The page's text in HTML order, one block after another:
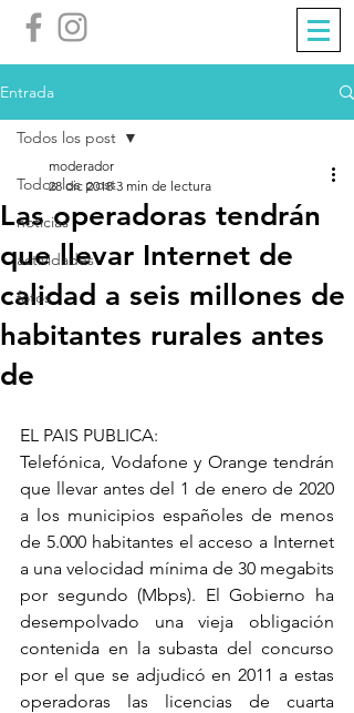
Entrada
Todos los post
noticias
actividades
fotos
Todos los post
Las operadoras tendrán
que llevar Internet de
calidad a seis millones de
habitantes rurales antes
de
moderador
28 dic 2018 3 min de lectura
EL PAIS PUBLICA:
Telefónica, Vodafone y Orange tendrán
que llevar antes del 1 de enero de 2020
a los municipios españoles de menos
de 5.000 habitantes el acceso a Internet
a una velocidad mínima de 30 megabits
por segundo (Mbps). El Gobierno ha
desempolvado una vieja obligación
contenida en la subasta del concurso
por el que se adjudicó en 2011 a estas
operadoras las licencias de cuarta